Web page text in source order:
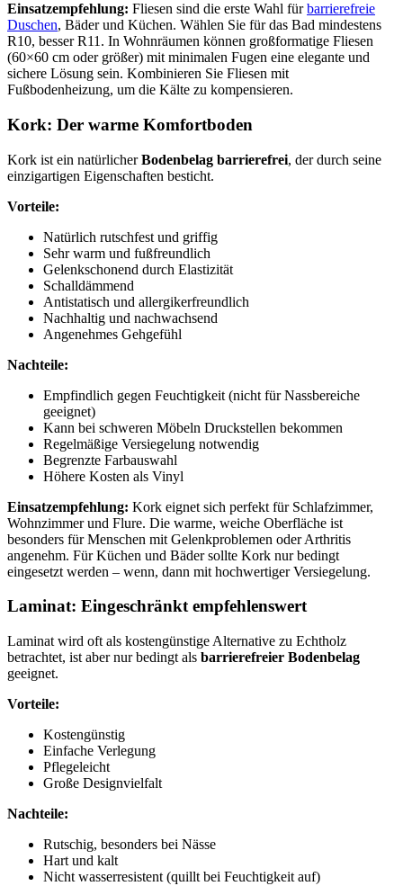
Einsatzempfehlung: Fliesen sind die erste Wahl fürbarrierefreie
Duschen, Bäder und Küchen. Wählen Sie für das Bad mindestens
R10, besser R11. In Wohnräumen können großformatige Fliesen
(60×60 cm oder größer) mit minimalen Fugen eine elegante und
sichere Lösung sein. Kombinieren Sie Fliesen mit
Fußbodenheizung, um die Kälte zu kompensieren.
Kork: Der warme Komfortboden
Kork ist ein natürlicherBodenbelag barrierefrei, der durch seine
einzigartigen Eigenschaften besticht.
Vorteile:
Natürlich rutschfest und griffig
Sehr warm und fußfreundlich
Gelenkschonend durch Elastizität
Schalldämmend
Antistatisch und allergikerfreundlich
Nachhaltig und nachwachsend
Angenehmes Gehgefühl
Nachteile:
Empfindlich gegen Feuchtigkeit (nicht für Nassbereiche
geeignet)
Kann bei schweren Möbeln Druckstellen bekommen
Regelmäßige Versiegelung notwendig
Begrenzte Farbauswahl
Höhere Kosten als Vinyl
Einsatzempfehlung: Kork eignet sich perfekt für Schlafzimmer,
Wohnzimmer und Flure. Die warme, weiche Oberfläche ist
besonders für Menschen mit Gelenkproblemen oder Arthritis
angenehm. Für Küchen und Bäder sollte Kork nur bedingt
eingesetzt werden – wenn, dann mit hochwertiger Versiegelung.
Laminat: Eingeschränkt empfehlenswert
Laminat wird oft als kostengünstige Alternative zu Echtholz
betrachtet, ist aber nur bedingt als barrierefreier Bodenbelag
geeignet.
Vorteile:
Kostengünstig
Einfache Verlegung
Pflegeleicht
Große Designvielfalt
Nachteile:
Rutschig, besonders bei Nässe
Hart und kalt
Nicht wasserresistent (quillt bei Feuchtigkeit auf)